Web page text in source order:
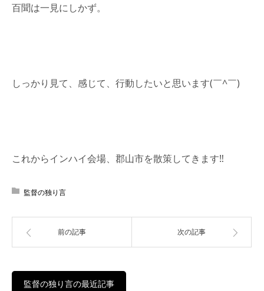
百聞は一見にしかず。
しっかり見て、感じて、行動したいと思います(￣^￣)ゞ
これからインハイ会場、郡山市を散策してきます‼︎
監督の独り言
前の記事 次の記事
監督の独り言の最近記事